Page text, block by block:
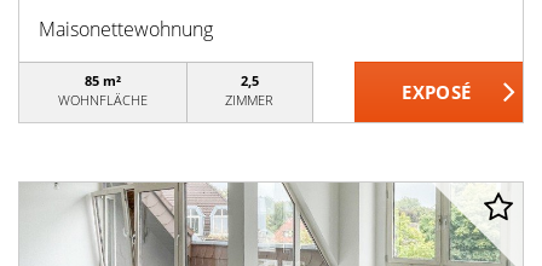
Maisonettewohnung
85 m²
WOHNFLÄCHE
2,5
ZIMMER